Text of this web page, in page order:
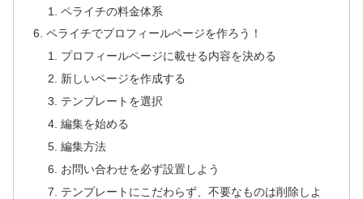
ペライチの料金体系
ペライチでプロフィールページを作ろう！
プロフィールページに載せる内容を決める
新しいページを作成する
テンプレートを選択
編集を始める
編集方法
お問い合わせを必ず設置しよう
テンプレートにこだわらず、不要なものは削除しよ